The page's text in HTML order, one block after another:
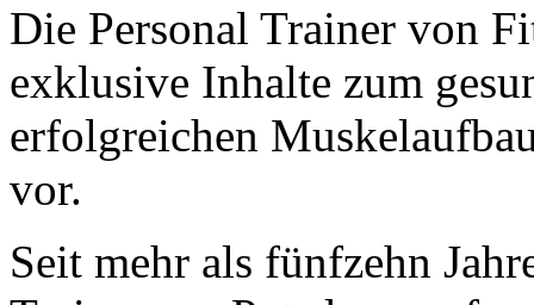
Die Personal Trainer von
exklusive Inhalte zum
erfolgreichen
vor.
Seit mehr als fünfzehn